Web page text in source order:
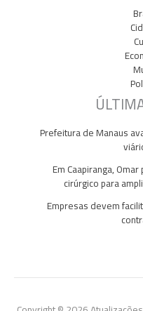
Prefeitura de Manaus
Em Caapiranga,
cirúrgico para
Empresas devem